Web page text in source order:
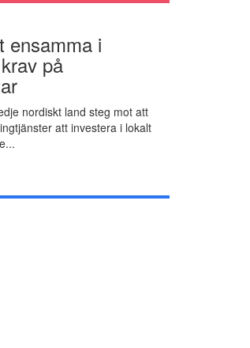
ensamma i
på
nordiskt land steg mot att
att investera i lokalt